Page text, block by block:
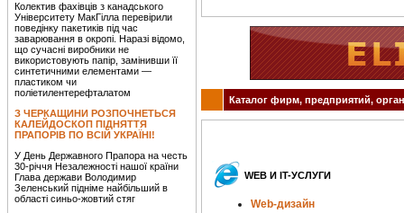
Колектив фахівців з канадського
Університету МакГілла перевірили
поведінку пакетиків під час
заварювання в окропі. Наразі відомо,
що сучасні виробники не
використовують папір, замінивши її
синтетичними елементами —
пластиком чи
поліетилентерефталатом
З ЧЕРКАЩИНИ РОЗПОЧНЕТЬСЯ
КАЛЕЙДОСКОП ПІДНЯТТЯ
ПРАПОРІВ ПО ВСІЙ УКРАЇНІ!
У День Державного Прапора на честь
30-річчя Незалежності нашої країни
Глава держави Володимир
Зеленський підніме найбільший в
області синьо-жовтий стяг
Каталог фирм, предприятий,
WEB И IT-УСЛУГИ
Web-дизайн